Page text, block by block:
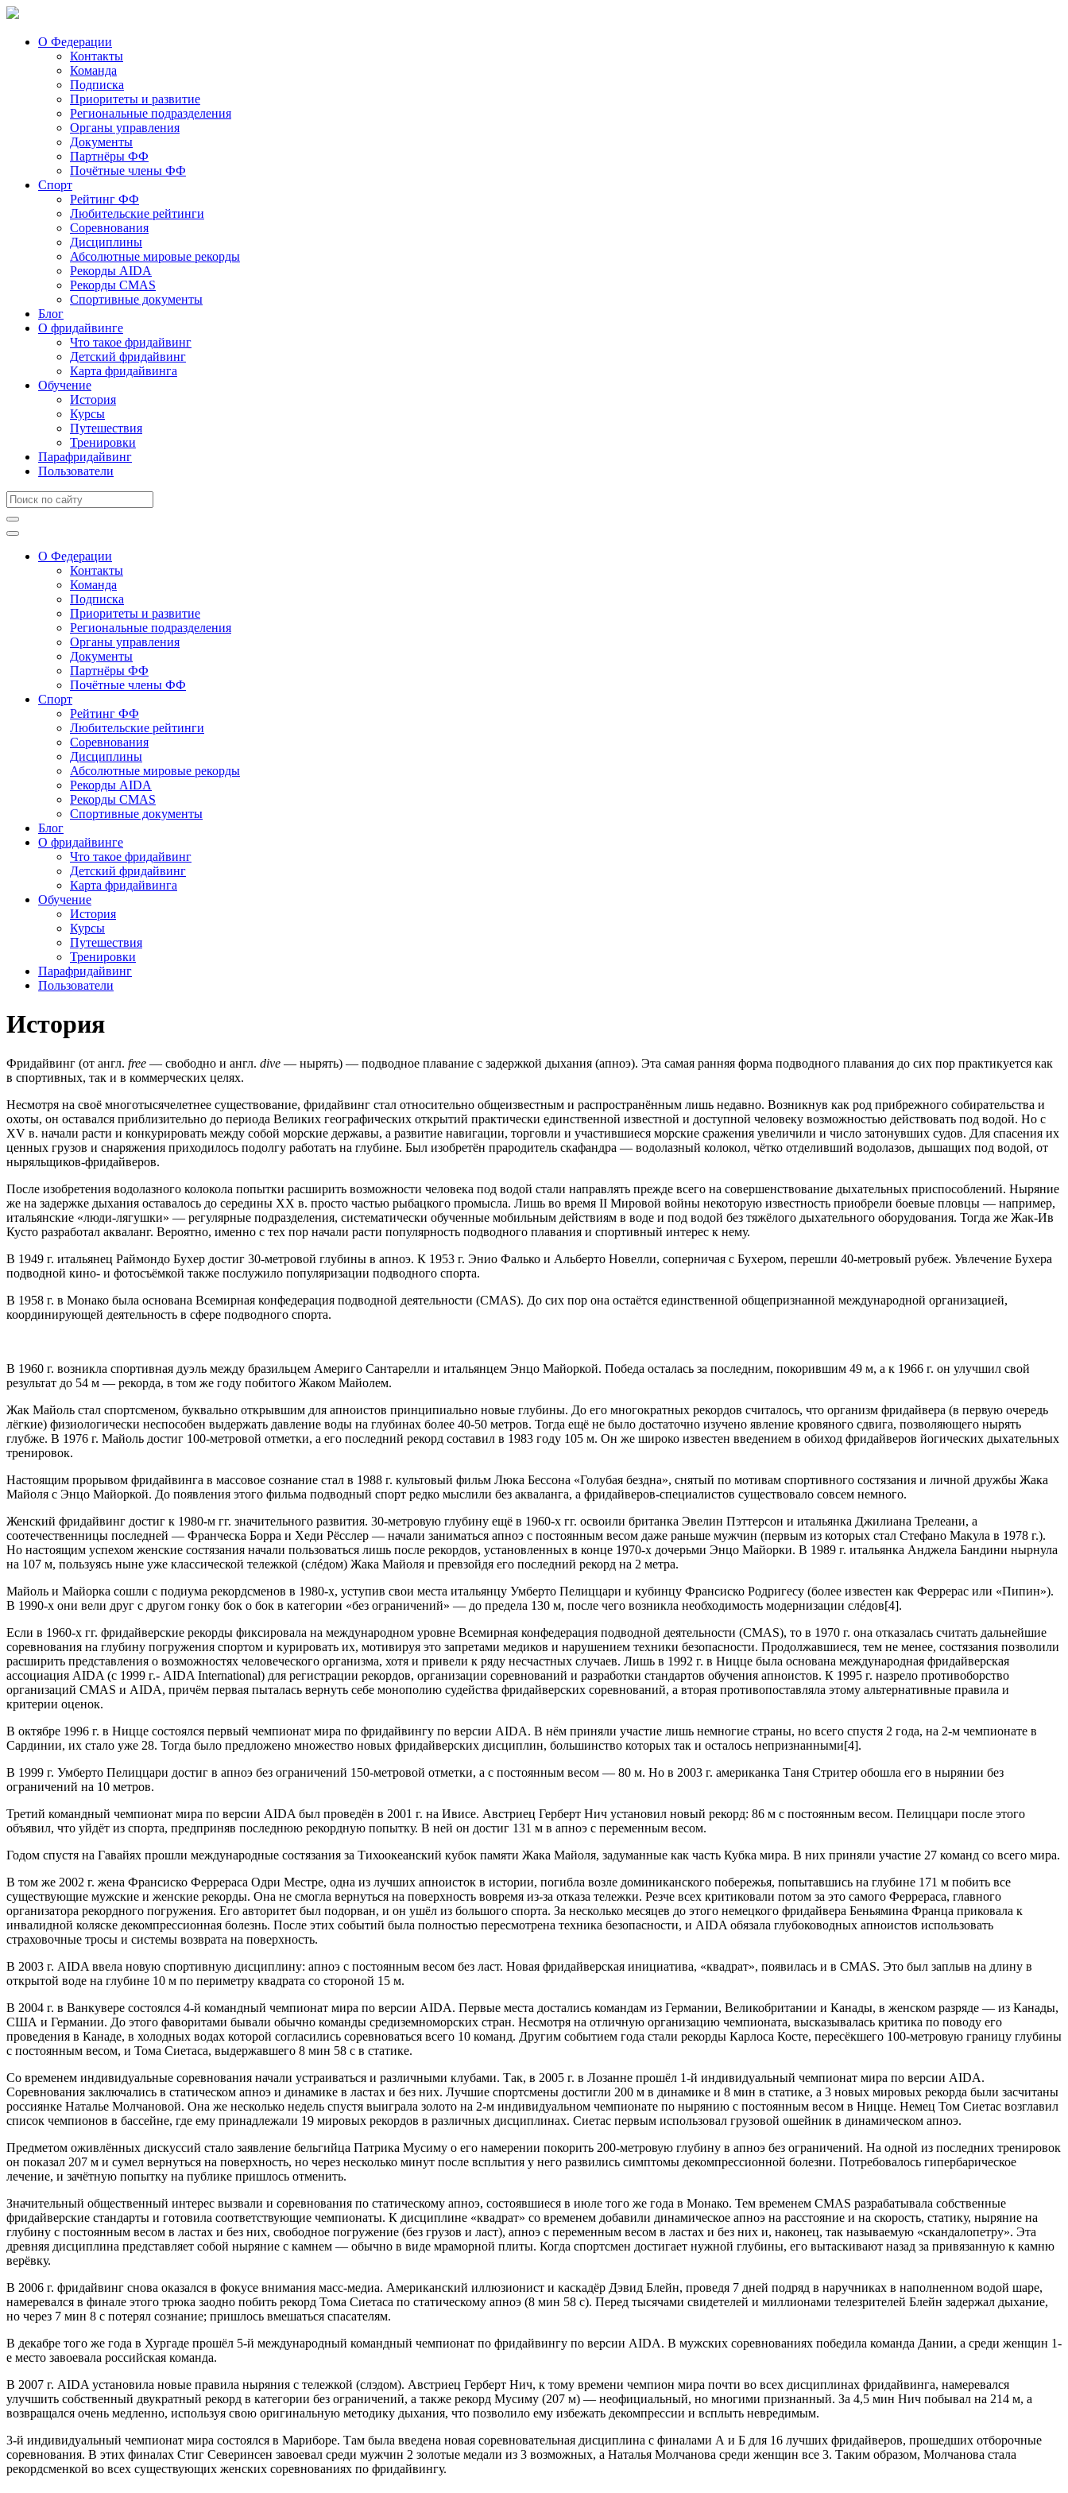
О Федерации
Контакты
Команда
Подписка
Приоритеты и развитие
Региональные подразделения
Органы управления
Документы
Партнёры ФФ
Почётные члены ФФ
Спорт
Рейтинг ФФ
Любительские рейтинги
Соревнования
Дисциплины
Абсолютные мировые рекорды
Рекорды AIDA
Рекорды CMAS
Спортивные документы
Блог
О фридайвинге
Что такое фридайвинг
Детский фридайвинг
Карта фридайвинга
Обучение
История
Курсы
Путешествия
Тренировки
Парафридайвинг
Пользователи
О Федерации
Контакты
Команда
Подписка
Приоритеты и развитие
Региональные подразделения
Органы управления
Документы
Партнёры ФФ
Почётные члены ФФ
Спорт
Рейтинг ФФ
Любительские рейтинги
Соревнования
Дисциплины
Абсолютные мировые рекорды
Рекорды AIDA
Рекорды CMAS
Спортивные документы
Блог
О фридайвинге
Что такое фридайвинг
Детский фридайвинг
Карта фридайвинга
Обучение
История
Курсы
Путешествия
Тренировки
Парафридайвинг
Пользователи
История
Фридайвинг (от англ. free — свободно и англ. dive — нырять) — подводное плавание с задержкой дыхания (апноэ). Эта самая ранняя форма подводного плавания до сих пор практикуется как
в спортивных, так и в коммерческих целях.
Несмотря на своё многотысячелетнее существование, фридайвинг стал относительно общеизвестным и распространённым лишь недавно. Возникнув как род прибрежного собирательства и
охоты, он оставался приблизительно до периода Великих географических открытий практически единственной известной и доступной человеку возможностью действовать под водой. Но с
XV в. начали расти и конкурировать между собой морские державы, а развитие навигации, торговли и участившиеся морские сражения увеличили и число затонувших судов. Для спасения их
ценных грузов и снаряжения приходилось подолгу работать на глубине. Был изобретён прародитель скафандра — водолазный колокол, чётко отделивший водолазов, дышащих под водой, от
ныряльщиков-фридайверов.
После изобретения водолазного колокола попытки расширить возможности человека под водой стали направлять прежде всего на совершенствование дыхательных приспособлений. Ныряние
же на задержке дыхания оставалось до середины XX в. просто частью рыбацкого промысла. Лишь во время II Мировой войны некоторую известность приобрели боевые пловцы — например,
итальянские «люди-лягушки» — регулярные подразделения, систематически обученные мобильным действиям в воде и под водой без тяжёлого дыхательного оборудования. Тогда же Жак-Ив
Кусто разработал акваланг. Вероятно, именно с тех пор начали расти популярность подводного плавания и спортивный интерес к нему.
В 1949 г. итальянец Раймондо Бухер достиг 30-метровой глубины в апноэ. К 1953 г. Энио Фалько и Альберто Новелли, соперничая с Бухером, перешли 40-метровый рубеж. Увлечение Бухера
подводной кино- и фотосъёмкой также послужило популяризации подводного спорта.
В 1958 г. в Монако была основана Всемирная конфедерация подводной деятельности (CMAS). До сих пор она остаётся единственной общепризнанной международной организацией,
координирующей деятельность в сфере подводного спорта.
В 1960 г. возникла спортивная дуэль между бразильцем Америго Сантарелли и итальянцем Энцо Майоркой. Победа осталась за последним, покорившим 49 м, а к 1966 г. он улучшил свой
результат до 54 м — рекорда, в том же году побитого Жаком Майолем.
Жак Майоль стал спортсменом, буквально открывшим для апноистов принципиально новые глубины. До его многократных рекордов считалось, что организм фридайвера (в первую очередь
лёгкие) физиологически неспособен выдержать давление воды на глубинах более 40-50 метров. Тогда ещё не было достаточно изучено явление кровяного сдвига, позволяющего нырять
глубже. В 1976 г. Майоль достиг 100-метровой отметки, а его последний рекорд составил в 1983 году 105 м. Он же широко известен введением в обиход фридайверов йогических дыхательных
тренировок.
Настоящим прорывом фридайвинга в массовое сознание стал в 1988 г. культовый фильм Люка Бессона «Голубая бездна», снятый по мотивам спортивного состязания и личной дружбы Жака
Майоля с Энцо Майоркой. До появления этого фильма подводный спорт редко мыслили без акваланга, а фридайверов-специалистов существовало совсем немного.
Женский фридайвинг достиг к 1980-м гг. значительного развития. 30-метровую глубину ещё в 1960-х гг. освоили британка Эвелин Пэттерсон и итальянка Джилиана Трелеани, а
соотечественницы последней — Франческа Борра и Хеди Рёсслер — начали заниматься апноэ с постоянным весом даже раньше мужчин (первым из которых стал Стефано Макула в 1978 г.).
Но настоящим успехом женские состязания начали пользоваться лишь после рекордов, установленных в конце 1970-х дочерьми Энцо Майорки. В 1989 г. итальянка Анджела Бандини нырнула
на 107 м, пользуясь ныне уже классической тележкой (слéдом) Жака Майоля и превзойдя его последний рекорд на 2 метра.
Майоль и Майорка сошли с подиума рекордсменов в 1980-х, уступив свои места итальянцу Умберто Пелиццари и кубинцу Франсиско Родригесу (более известен как Феррерас или «Пипин»).
В 1990-х они вели друг с другом гонку бок о бок в категории «без ограничений» — до предела 130 м, после чего возникла необходимость модернизации слéдов[4].
Если в 1960-х гг. фридайверские рекорды фиксировала на международном уровне Всемирная конфедерация подводной деятельности (CMAS), то в 1970 г. она отказалась считать дальнейшие
соревнования на глубину погружения спортом и курировать их, мотивируя это запретами медиков и нарушением техники безопасности. Продолжавшиеся, тем не менее, состязания позволили
расширить представления о возможностях человеческого организма, хотя и привели к ряду несчастных случаев. Лишь в 1992 г. в Ницце была основана международная фридайверская
ассоциация AIDA (с 1999 г.- AIDA International) для регистрации рекордов, организации соревнований и разработки стандартов обучения апноистов. К 1995 г. назрело противоборство
организаций CMAS и AIDA, причём первая пыталась вернуть себе монополию судейства фридайверских соревнований, а вторая противопоставляла этому альтернативные правила и
критерии оценок.
В октябре 1996 г. в Ницце состоялся первый чемпионат мира по фридайвингу по версии AIDA. В нём приняли участие лишь немногие страны, но всего спустя 2 года, на 2-м чемпионате в
Сардинии, их стало уже 28. Тогда было предложено множество новых фридайверских дисциплин, большинство которых так и осталось непризнанными[4].
В 1999 г. Умберто Пелиццари достиг в апноэ без ограничений 150-метровой отметки, а с постоянным весом — 80 м. Но в 2003 г. американка Таня Стритер обошла его в нырянии без
ограничений на 10 метров.
Третий командный чемпионат мира по версии AIDA был проведён в 2001 г. на Ивисе. Австриец Герберт Нич установил новый рекорд: 86 м с постоянным весом. Пелиццари после этого
объявил, что уйдёт из спорта, предприняв последнюю рекордную попытку. В ней он достиг 131 м в апноэ с переменным весом.
Годом спустя на Гавайях прошли международные состязания за Тихоокеанский кубок памяти Жака Майоля, задуманные как часть Кубка мира. В них приняли участие 27 команд со всего мира.
В том же 2002 г. жена Франсиско Феррераса Одри Местре, одна из лучших апноисток в истории, погибла возле доминиканского побережья, попытавшись на глубине 171 м побить все
существующие мужские и женские рекорды. Она не смогла вернуться на поверхность вовремя из-за отказа тележки. Резче всех критиковали потом за это самого Феррераса, главного
организатора рекордного погружения. Его авторитет был подорван, и он ушёл из большого спорта. За несколько месяцев до этого немецкого фридайвера Беньямина Франца приковала к
инвалидной коляске декомпрессионная болезнь. После этих событий была полностью пересмотрена техника безопасности, и AIDA обязала глубоководных апноистов использовать
страховочные тросы и системы возврата на поверхность.
В 2003 г. AIDA ввела новую спортивную дисциплину: апноэ с постоянным весом без ласт. Новая фридайверская инициатива, «квадрат», появилась и в CMAS. Это был заплыв на длину в
открытой воде на глубине 10 м по периметру квадрата со стороной 15 м.
В 2004 г. в Ванкувере состоялся 4-й командный чемпионат мира по версии AIDA. Первые места достались командам из Германии, Великобритании и Канады, в женском разряде — из Канады,
США и Германии. До этого фаворитами бывали обычно команды средиземноморских стран. Несмотря на отличную организацию чемпионата, высказывалась критика по поводу его
проведения в Канаде, в холодных водах которой согласились соревноваться всего 10 команд. Другим событием года стали рекорды Карлоса Косте, пересёкшего 100-метровую границу глубины
с постоянным весом, и Тома Сиетаса, выдержавшего 8 мин 58 с в статике.
Со временем индивидуальные соревнования начали устраиваться и различными клубами. Так, в 2005 г. в Лозанне прошёл 1-й индивидуальный чемпионат мира по версии AIDA.
Соревнования заключались в статическом апноэ и динамике в ластах и без них. Лучшие спортсмены достигли 200 м в динамике и 8 мин в статике, а 3 новых мировых рекорда были засчитаны
россиянке Наталье Молчановой. Она же несколько недель спустя выиграла золото на 2-м индивидуальном чемпионате по нырянию с постоянным весом в Ницце. Немец Том Сиетас возглавил
список чемпионов в бассейне, где ему принадлежали 19 мировых рекордов в различных дисциплинах. Сиетас первым использовал грузовой ошейник в динамическом апноэ.
Предметом оживлённых дискуссий стало заявление бельгийца Патрика Мусиму о его намерении покорить 200-метровую глубину в апноэ без ограничений. На одной из последних тренировок
он показал 207 м и сумел вернуться на поверхность, но через несколько минут после всплытия у него развились симптомы декомпрессионной болезни. Потребовалось гипербарическое
лечение, и зачётную попытку на публике пришлось отменить.
Значительный общественный интерес вызвали и соревнования по статическому апноэ, состоявшиеся в июле того же года в Монако. Тем временем CMAS разрабатывала собственные
фридайверские стандарты и готовила соответствующие чемпионаты. К дисциплине «квадрат» со временем добавили динамическое апноэ на расстояние и на скорость, статику, ныряние на
глубину с постоянным весом в ластах и без них, свободное погружение (без грузов и ласт), апноэ с переменным весом в ластах и без них и, наконец, так называемую «скандалопетру». Эта
древняя дисциплина представляет собой ныряние с камнем — обычно в виде мраморной плиты. Когда спортсмен достигает нужной глубины, его вытаскивают назад за привязанную к камню
верёвку.
В 2006 г. фридайвинг снова оказался в фокусе внимания масс-медиа. Американский иллюзионист и каскадёр Дэвид Блейн, проведя 7 дней подряд в наручниках в наполненном водой шаре,
намеревался в финале этого трюка заодно побить рекорд Тома Сиетаса по статическому апноэ (8 мин 58 с). Перед тысячами свидетелей и миллионами телезрителей Блейн задержал дыхание,
но через 7 мин 8 с потерял сознание; пришлось вмешаться спасателям.
В декабре того же года в Хургаде прошёл 5-й международный командный чемпионат по фридайвингу по версии AIDA. В мужских соревнованиях победила команда Дании, а среди женщин 1-
е место завоевала российская команда.
В 2007 г. AIDA установила новые правила ныряния с тележкой (слэдом). Австриец Герберт Нич, к тому времени чемпион мира почти во всех дисциплинах фридайвинга, намеревался
улучшить собственный двукратный рекорд в категории без ограничений, а также рекорд Мусиму (207 м) — неофициальный, но многими признанный. За 4,5 мин Нич побывал на 214 м, а
возвращался очень медленно, используя свою оригинальную методику дыхания, что позволило ему избежать декомпрессии и всплыть невредимым.
3-й индивидуальный чемпионат мира состоялся в Мариборе. Там была введена новая соревновательная дисциплина с финалами А и Б для 16 лучших фридайверов, прошедших отборочные
соревнования. В этих финалах Стиг Северинсен завоевал среди мужчин 2 золотые медали из 3 возможных, а Наталья Молчанова среди женщин все 3. Таким образом, Молчанова стала
рекордсменкой во всех существующих женских соревнованиях по фридайвингу.